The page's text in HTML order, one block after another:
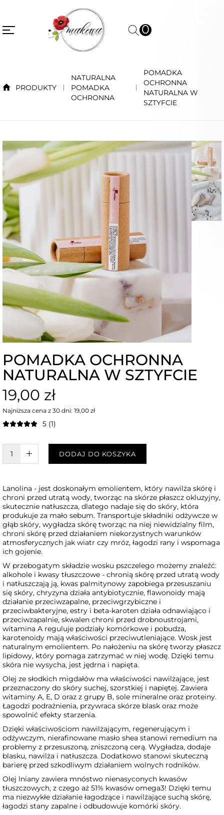
0
PRODUKTY
NATURALNA
POMADKA
OCHRONNA
POMADKA
OCHRONNA
NATURALNA W
SZTYFCIE
POMADKA OCHRONNA
NATURALNA W SZTYFCIE
19,00 zł
Najniższa cena z 30 dni: 19,00 zł
5 (1)
W KOSZYKU :)DODAJ DO KOSZYKA
Lanolina - jest doskonałym emolientem, który nawilża skórę i
chroni przed utratą wody, tworząc na skórze płaszcz okluzyjny,
skutecznie natłuszcza, dlatego nadaje się do skóry, która
produkuje za mało sebum. Transportuje składniki odżywcze w
głąb skóry, wygładza skórę tworząc na niej niewidzialny film,
chroni skórę przed działaniem niekorzystnych warunków
atmosferycznych jak wiatr czy mróz, łagodzi rany i wspomaga
ich gojenie.
W przebogatym składzie wosku pszczelego możemy znaleźć:
alkohole i kwasy tłuszczowe - chronią skórę przed utratą wody
i natłuszczają ją, kwas palmitynowy zapobiega przesuszaniu
się skóry, chryzyna działa antybiotycznie, flawonoidy mają
działanie przeciwzapalne, przeciwgrzybiczne i
przeciwbakteryjne, estry i beta-karoten działa odnawiająco i
przeciwzapalnie, skwalen chroni przed drobnoustrojami,
witamina A reguluje podziały komórkowe i pobudza,
karotenoidy mają właściwości przeciwutleniające. Wosk jest
naturalnym emolientem. Po nałożeniu na skórę tworzy płaszcz
lipidowy, który pomaga zatrzymać w niej wodę. Dzięki temu
skóra nie wysycha, jest jędrna i napięta.
Olej ze słodkich migdałów ma właściwości nawilżające, jest
przeznaczony do skóry suchej, szorstkiej i napiętej. Zawiera
witaminy A, E, D oraz z grupy B, sole mineralne oraz proteiny.
Łagodzi podrażnienia, przywraca skórze blask oraz może
spowolnić efekty starzenia.
Dzięki właściwościom nawilżającym, regenerującym i
odżywczym, nierafinowane masło shea stanowi remedium na
problemy z przesuszoną, zniszczoną cerą. Wygładza, dodaje
blasku, nawilża i natłuszcza. Dodatkowo stanowi skuteczną
barierę przed szkodliwym działaniem wolnych rodników.
Olej lniany zawiera mnóstwo nienasyconych kwasów
tłuszczowych, z czego aż 51% kwasów omega3! Dzięki temu
ma niezwykłe działanie łagodzące i nawilżające suchą skórę,
łagodzi stany zapalne i odbudowuje komórki skóry.